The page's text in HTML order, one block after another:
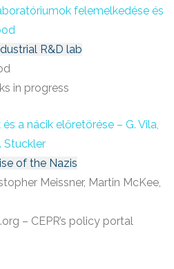
felemelkedése és
R&D lab
in progress
a nácik előretörése – G. Vila,
Stuckler
of the Nazis
Meissner, Martin McKee,
– CEPR’s policy portal